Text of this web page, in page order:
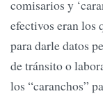
comisarios y
efectivos eran los
para darle datos
de tránsito o
los “caranchos”